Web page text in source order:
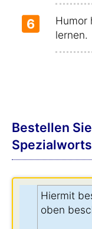
6
Humor
lernen.
Bestellen
Hiermit
oben